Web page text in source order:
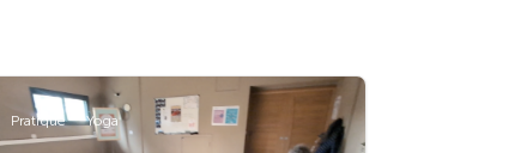
Pratique Yoga